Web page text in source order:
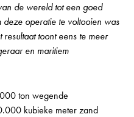
de wereld tot een goed
operatie te voltooien was
toont eens te meer
en maritiem
ton wegende
kubieke meter zand